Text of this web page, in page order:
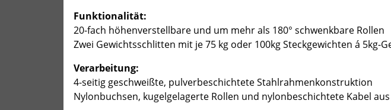
Funktionalität:
20-fach höhenverstellbare und um mehr als 180° schwenkbare Rollen
Zwei Gewichtsschlitten mit je 75 kg oder 100kg Steckgewichten á 5kg-
Verarbeitung:
4-seitig geschweißte, pulverbeschichtete Stahlrahmenkonstruktion
Nylonbuchsen, kugelgelagerte Rollen und nylonbeschichtete Kabel